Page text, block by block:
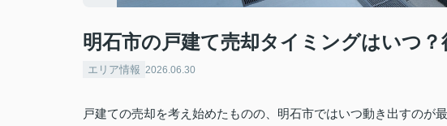
明石市の戸建て売却タイミングはいつ
エリア情報 2026.06.30
戸建ての売却を考え始めたものの、明石市ではいつ動き出すのが